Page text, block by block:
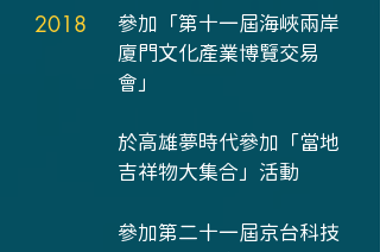
2018
參加「第十一屆海峽兩岸
廈門文化產業博覽交易
會」
於高雄夢時代參加「當地
吉祥物大集合」活動
參加第二十一屆京台科技